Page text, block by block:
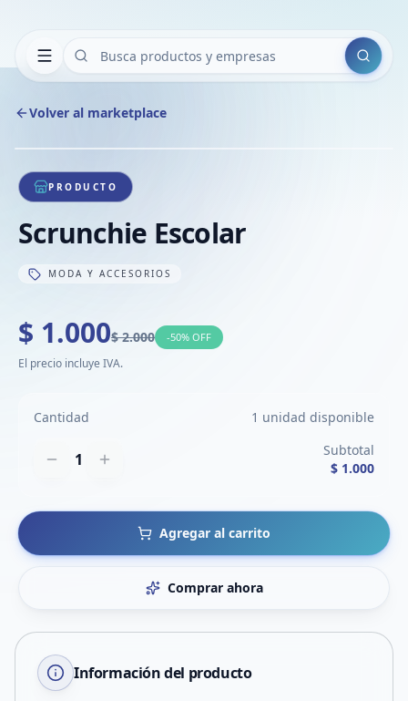
Buscar
Volver al marketplace
1/1
PRODUCTO
Scrunchie Escolar
MODA Y ACCESORIOS
$ 1.000$ 2.000 -50% OFF
El precio incluye IVA.
Cantidad 1 unidad disponible
1
Subtotal
$ 1.000
Agregar al carrito
Comprar ahora
Información del producto